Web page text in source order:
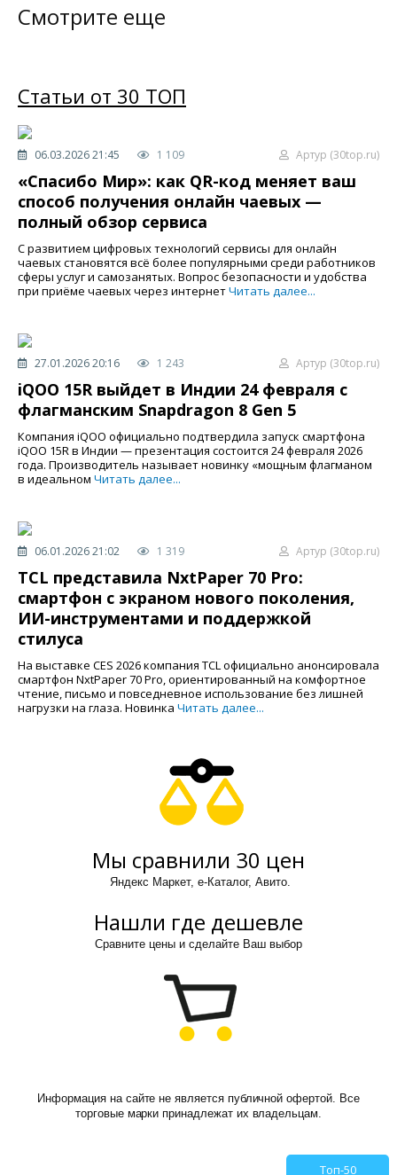
Смотрите еще
Статьи от 30 ТОП
06.03.2026 21:45 1 109 Артур (30top.ru)
«Спасибо Мир»: как QR-код меняет ваш
способ получения онлайн чаевых —
полный обзор сервиса
С развитием цифровых технологий сервисы для онлайн
чаевых становятся всё более популярными среди работников
сферы услуг и самозанятых. Вопрос безопасности и удобства
при приёме чаевых через интернетЧитать далее...
27.01.2026 20:16 1 243 Артур (30top.ru)
iQOO 15R выйдет в Индии 24 февраля с
флагманским Snapdragon 8 Gen 5
Компания iQOO официально подтвердила запуск смартфона
iQOO 15R в Индии — презентация состоится 24 февраля 2026
года. Производитель называет новинку «мощным флагманом
в идеальном Читать далее...
06.01.2026 21:02 1 319 Артур (30top.ru)
TCL представила NxtPaper 70 Pro:
смартфон с экраном нового поколения,
ИИ-инструментами и поддержкой
стилуса
На выставке CES 2026 компания TCL официально анонсировала
смартфон NxtPaper 70 Pro, ориентированный на комфортное
чтение, письмо и повседневное использование без лишней
нагрузки на глаза. Новинка Читать далее...
Мы сравнили 30 цен
Яндекс Маркет, е-Каталог, Авито.
Нашли где дешевле
Сравните цены и сделайте Ваш выбор
Информация на сайте не является публичной офертой. Все
торговые марки принадлежат их владельцам.
Топ-50